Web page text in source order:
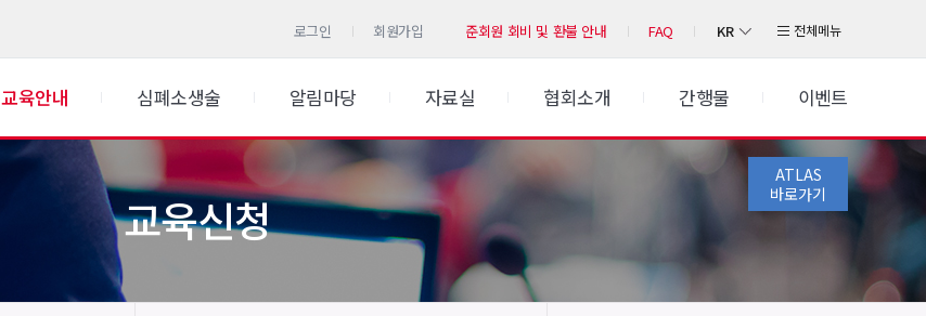
로그인 회원가입 준회원 회비 및 환불 안내 FAQ KR 전체메뉴
교육안내 심폐소생술 알림마당 자료실 협회소개 간행물 이벤트
ATLAS
바로가기
교육신청